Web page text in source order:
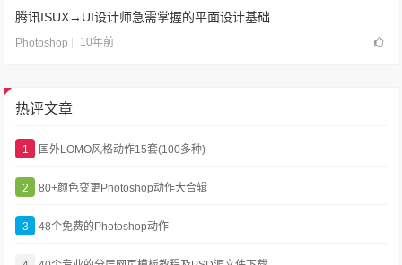
腾讯ISUX→UI设计师急需掌握的平面设计基础
Photoshop 10年前
热评文章
1 国外LOMO风格动作15套(100多种)
2 80+颜色变更Photoshop动作大合辑
3 48个免费的Photoshop动作